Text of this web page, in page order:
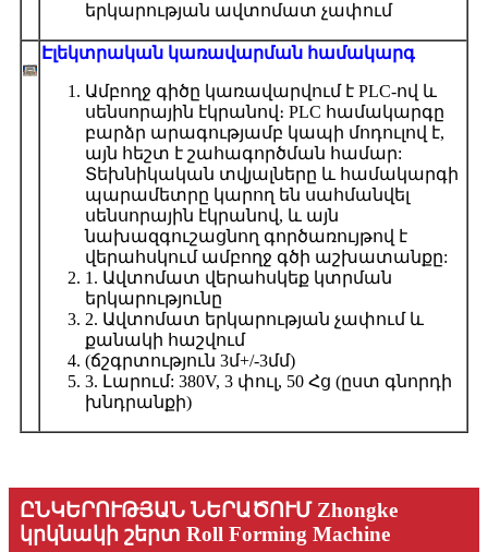
երկարության ավտոմատ չափում
Էլեկտրական կառավարման համակարգ
Ամբողջ գիծը կառավարվում է PLC-ով և
սենսորային էկրանով։ PLC համակարգը
բարձր արագությամբ կապի մոդուլով է,
այն հեշտ է շահագործման համար:
Տեխնիկական տվյալները և համակարգի
պարամետրը կարող են սահմանվել
սենսորային էկրանով, և այն
նախազգուշացնող գործառույթով է
վերահսկում ամբողջ գծի աշխատանքը:
1. Ավտոմատ վերահսկեք կտրման
երկարությունը
2. Ավտոմատ երկարության չափում և
քանակի հաշվում
(ճշգրտություն 3մ+/-3մմ)
3. Լարում: 380V, 3 փուլ, 50 Հց (ըստ գնորդի
խնդրանքի)
ԸՆԿԵՐՈՒԹՅԱՆ ՆԵՐԱԾՈՒՄ Zhongke
կրկնակի շերտ Roll Forming Machine